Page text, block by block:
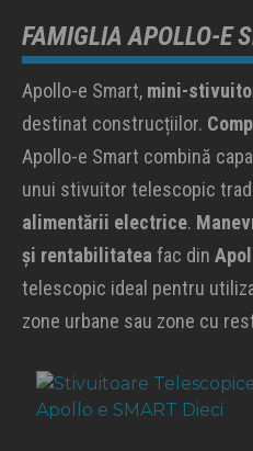
FAMIGLIA APOLLO-E
Apollo-e Smart, mini-
destinat construcțiilor.
Apollo-e Smart combină
unui stivuitor telescopic
alimentării electrice.
și rentabilitatea fac din
telescopic ideal pentru
zone urbane sau zone cu